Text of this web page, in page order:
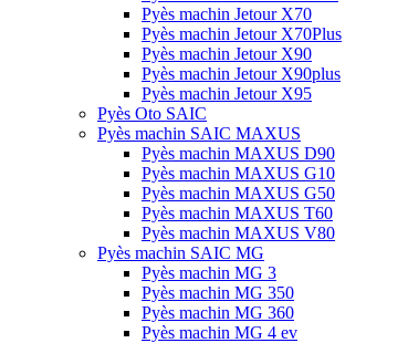
Pyès machin Jetour X70
Pyès machin Jetour X70Plus
Pyès machin Jetour X90
Pyès machin Jetour X90plus
Pyès machin Jetour X95
Pyès Oto SAIC
Pyès machin SAIC MAXUS
Pyès machin MAXUS D90
Pyès machin MAXUS G10
Pyès machin MAXUS G50
Pyès machin MAXUS T60
Pyès machin MAXUS V80
Pyès machin SAIC MG
Pyès machin MG 3
Pyès machin MG 350
Pyès machin MG 360
Pyès machin MG 4 ev